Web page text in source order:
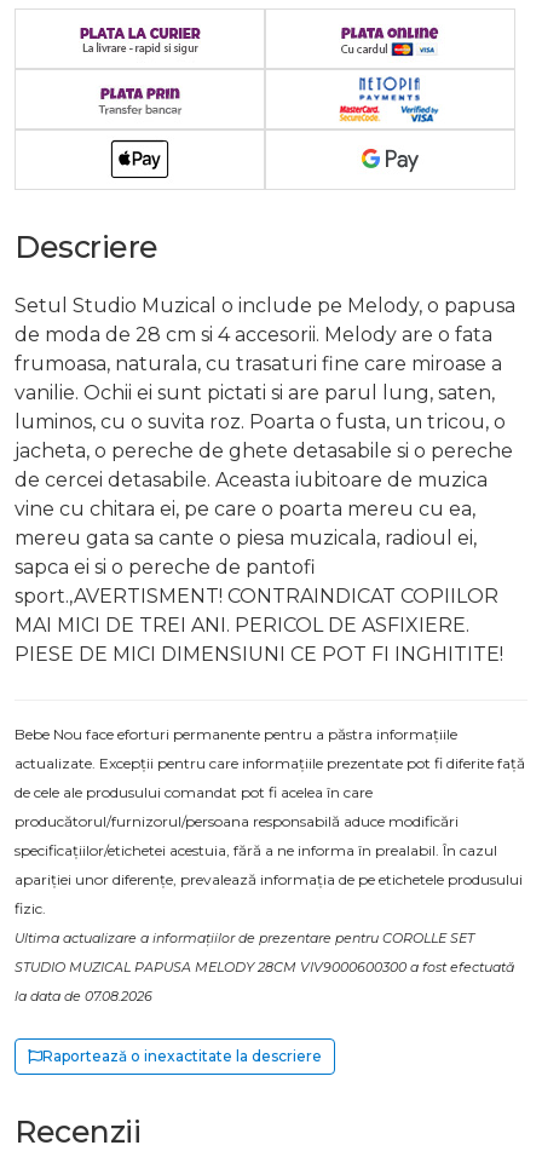
Descriere
Setul Studio Muzical o include pe Melody, o papusa
de moda de 28 cm si 4 accesorii. Melody are o fata
frumoasa, naturala, cu trasaturi fine care miroase a
vanilie. Ochii ei sunt pictati si are parul lung, saten,
luminos, cu o suvita roz. Poarta o fusta, un tricou, o
jacheta, o pereche de ghete detasabile si o pereche
de cercei detasabile. Aceasta iubitoare de muzica
vine cu chitara ei, pe care o poarta mereu cu ea,
mereu gata sa cante o piesa muzicala, radioul ei,
sapca ei si o pereche de pantofi
sport.,AVERTISMENT! CONTRAINDICAT COPIILOR
MAI MICI DE TREI ANI. PERICOL DE ASFIXIERE.
PIESE DE MICI DIMENSIUNI CE POT FI INGHITITE!
Bebe Nou face eforturi permanente pentru a păstra informațiile
actualizate. Excepții pentru care informațiile prezentate pot fi diferite față
de cele ale produsului comandat pot fi acelea în care
producătorul/furnizorul/persoana responsabilă aduce modificări
specificațiilor/etichetei acestuia, fără a ne informa în prealabil. În cazul
apariției unor diferențe, prevalează informația de pe etichetele produsului
fizic.
Ultima actualizare a informațiilor de prezentare pentru COROLLE SET
STUDIO MUZICAL PAPUSA MELODY 28CM VIV9000600300 a fost efectuată
la data de 07.08.2026
Raportează o inexactitate la descriere
Recenzii